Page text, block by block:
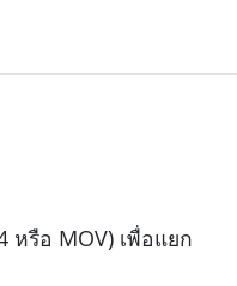
หรือ MOV) เพื่อแยก